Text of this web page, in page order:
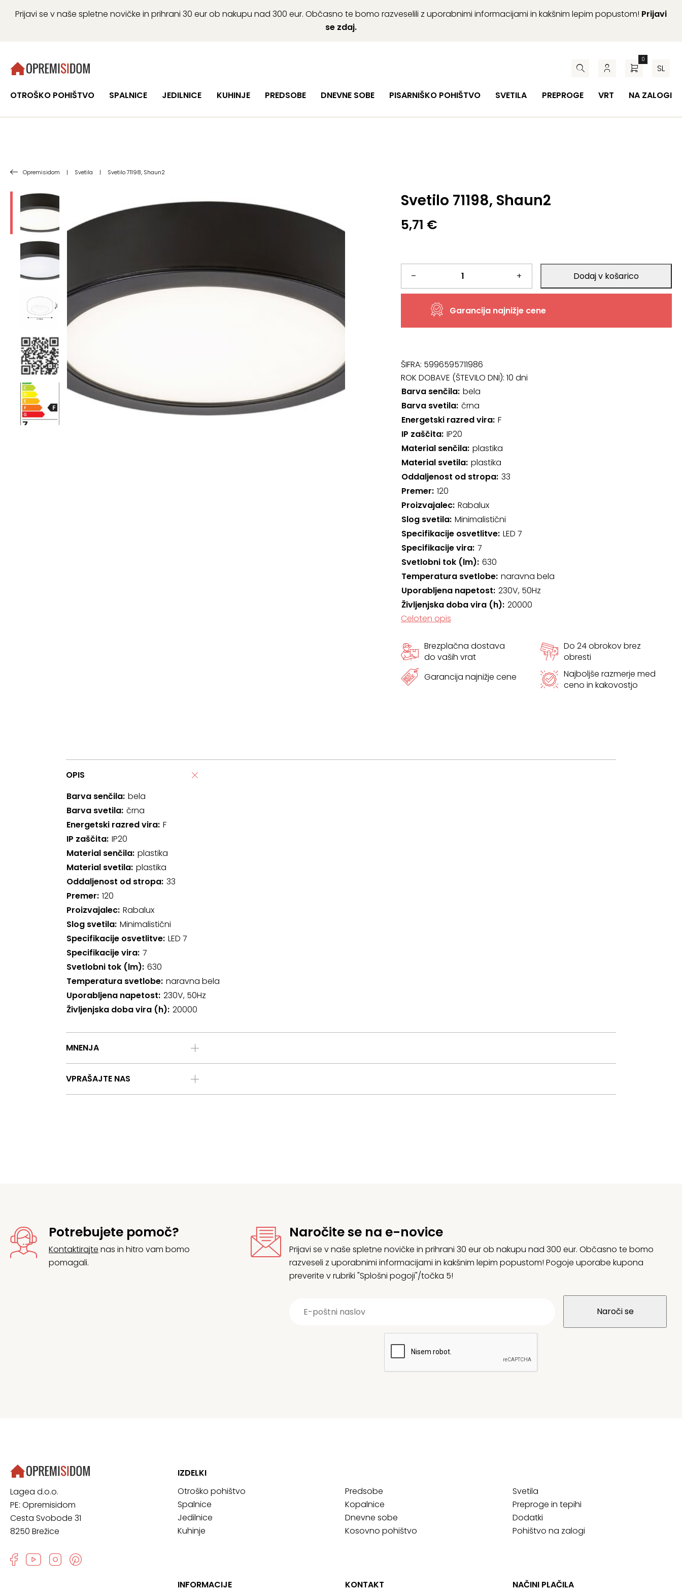
Prijavi se v naše spletne novičke in prihrani 30 eur ob nakupu nad 300 eur. Občasno te bomo razveselili z uporabnimi informacijami in kakšnim lepim popustom! Prijavi
se zdaj.
0
SL
OTROŠKO POHIŠTVO SPALNICE JEDILNICE KUHINJE PREDSOBE DNEVNE SOBE PISARNIŠKO POHIŠTVO SVETILA PREPROGE VRT NA ZALOGI
Opremisidom | Svetila | Svetilo 71198, Shaun2
Svetilo 71198, Shaun2
5,71 €
–
Svetilo
71198,
+ Dodaj v košarico
Garancija najnižje cene
ŠIFRA: 5996595711986
ROK DOBAVE (ŠTEVILO DNI): 10 dni
Barva senčila bela
Barva svetila črna
Energetski razred vira F
IP zaščita IP20
Material senčila plastika
Material svetila plastika
Oddaljenost od stropa 33
Premer 120
Proizvajalec Rabalux
Slog svetila Minimalistični
Specifikacije osvetlitve LED 7
Specifikacije vira 7
Svetlobni tok (lm) 630
Temperatura svetlobe naravna bela
Uporabljena napetost 230V, 50Hz
Življenjska doba vira (h) 20000
Celoten opis
Brezplačna dostava
do vaših vrat
Do 24 obrokov brez
obresti
Garancija najnižje cene
Najboljše razmerje med
ceno in kakovostjo
OPIS
Barva senčila bela
Barva svetila črna
Energetski razred vira F
IP zaščita IP20
Material senčila plastika
Material svetila plastika
Oddaljenost od stropa 33
Premer 120
Proizvajalec Rabalux
Slog svetila Minimalistični
Specifikacije osvetlitve LED 7
Specifikacije vira 7
Svetlobni tok (lm) 630
Temperatura svetlobe naravna bela
Uporabljena napetost 230V, 50Hz
Življenjska doba vira (h) 20000
MNENJA
VPRAŠAJTE NAS
Potrebujete pomoč?
Kontaktirajte nas in hitro vam bomo
pomagali.
Naročite se na e-novice
Prijavi se v naše spletne novičke in prihrani 30 eur ob nakupu nad 300 eur. Občasno te bomo
razveseli z uporabnimi informacijami in kakšnim lepim popustom! Pogoje uporabe kupona
preverite v rubriki "Splošni pogoji"/točka 5!
Lagea d.o.o.
PE: Opremisidom
Cesta Svobode 31
8250 Brežice
IZDELKI
Otroško pohištvo
Spalnice
Jedilnice
Kuhinje
Predsobe
Kopalnice
Dnevne sobe
Kosovno pohištvo
Svetila
Preproge in tepihi
Dodatki
Pohištvo na zalogi
INFORMACIJE KONTAKT NAČINI PLAČILA